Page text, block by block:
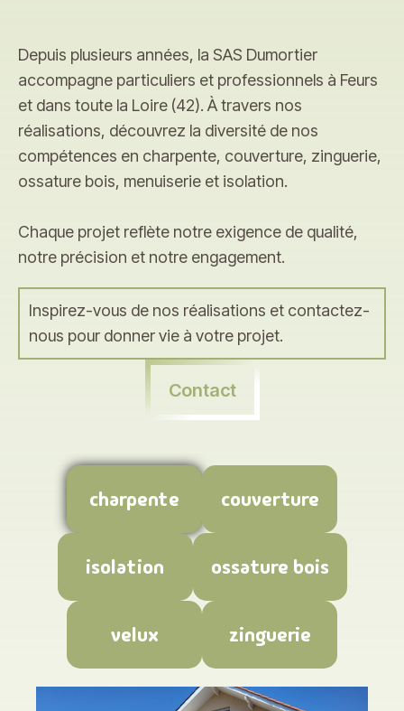
Depuis plusieurs années, la SAS Dumortier
accompagne particuliers et professionnels à Feurs
et dans toute la Loire (42). À travers nos
réalisations, découvrez la diversité de nos
compétences en charpente, couverture, zinguerie,
ossature bois, menuiserie et isolation.
Chaque projet reflète notre exigence de qualité,
notre précision et notre engagement.
Inspirez-vous de nos réalisations et contactez-
nous pour donner vie à votre projet.
Contact
charpente couverture
isolation ossature bois
velux zinguerie